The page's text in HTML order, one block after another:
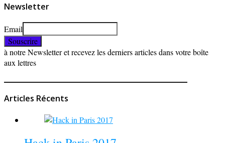
Newsletter
Email
à notre Newsletter et recevez les derniers articles dans votre boîte
aux lettres
Articles Récents